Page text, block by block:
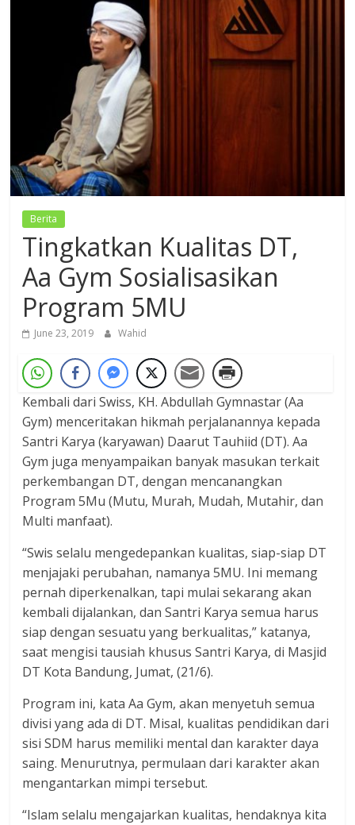
Berita
Tingkatkan Kualitas DT,
Aa Gym Sosialisasikan
Program 5MU
June 23, 2019 Wahid
Kembali dari Swiss, KH. Abdullah Gymnastar (Aa
Gym) menceritakan hikmah perjalanannya kepada
Santri Karya (karyawan) Daarut Tauhiid (DT). Aa
Gym juga menyampaikan banyak masukan terkait
perkembangan DT, dengan mencanangkan
Program 5Mu (Mutu, Murah, Mudah, Mutahir, dan
Multi manfaat).
“Swis selalu mengedepankan kualitas, siap-siap DT
menjajaki perubahan, namanya 5MU. Ini memang
pernah diperkenalkan, tapi mulai sekarang akan
kembali dijalankan, dan Santri Karya semua harus
siap dengan sesuatu yang berkualitas,” katanya,
saat mengisi tausiah khusus Santri Karya, di Masjid
DT Kota Bandung, Jumat, (21/6).
Program ini, kata Aa Gym, akan menyetuh semua
divisi yang ada di DT. Misal, kualitas pendidikan dari
sisi SDM harus memiliki mental dan karakter daya
saing. Menurutnya, permulaan dari karakter akan
mengantarkan mimpi tersebut.
“Islam selalu mengajarkan kualitas, hendaknya kita